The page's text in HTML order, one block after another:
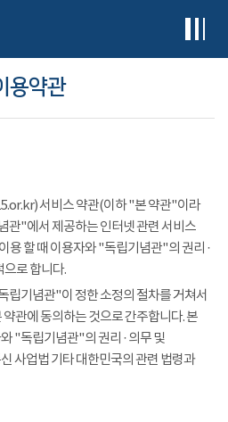
용약관
서비스 약관(이하 "본 약관"이라
관"에서 제공하는 인터넷 관련 서비스
용 할 때 이용자와 "독립기념관"의 권리 ·
으로 합니다.
립기념관"이 정한 소정의 절차를 거쳐서
관에 동의하는 것으로 간주합니다. 본
"독립기념관"의 권리 · 의무 및
사업법 기타 대한민국의 관련 법령과